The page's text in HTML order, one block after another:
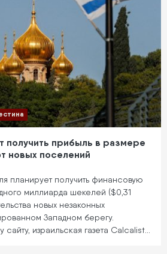
получить прибыль в размере
новых поселений
планирует получить финансовую
миллиарда шекелей ($0,31
новых незаконных
Западном берегу.
израильская газета Calcalist…